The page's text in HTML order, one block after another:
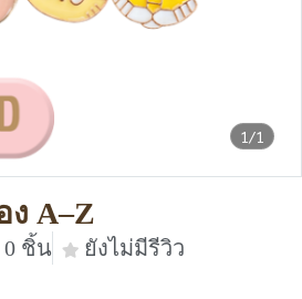
1/1
A–Z
ชิ้น ยังไม่มีรีวิว